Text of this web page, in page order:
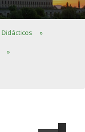
Didácticos »
»